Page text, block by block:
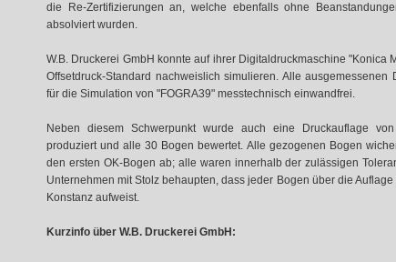
die Re-Zertifizierungen an, welche ebenfalls ohne
absolviert wurden.
W.B. Druckerei GmbH konnte auf ihrer Digitaldruckmaschine "Konica
Offsetdruck-Standard nachweislich simulieren. Alle ausgemessenen
für die Simulation von "FOGRA39" messtechnisch einwandfrei.
Neben diesem Schwerpunkt wurde auch eine Druckauflage
produziert und alle 30 Bogen bewertet. Alle gezogenen Bogen
den ersten OK-Bogen ab; alle waren innerhalb der zulässigen
Unternehmen mit Stolz behaupten, dass jeder Bogen über die
Konstanz aufweist.
Kurzinfo über W.B. Druckerei GmbH: